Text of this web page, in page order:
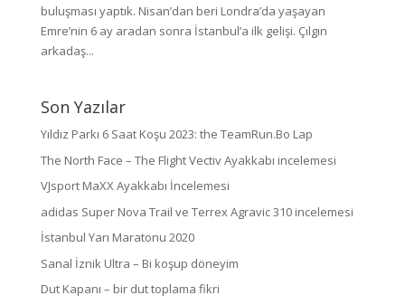
buluşması yaptık. Nisan’dan beri Londra’da yaşayan
Emre’nin 6 ay aradan sonra İstanbul’a ilk gelişi. Çılgın
arkadaş...
Son Yazılar
Yıldız Parkı 6 Saat Koşu 2023: the TeamRun.Bo Lap
The North Face – The Flight Vectiv Ayakkabı incelemesi
VJsport MaXX Ayakkabı İncelemesi
adidas Super Nova Trail ve Terrex Agravic 310 incelemesi
İstanbul Yarı Maratonu 2020
Sanal İznik Ultra – Bi koşup döneyim
Dut Kapanı – bir dut toplama fikri